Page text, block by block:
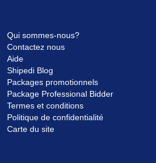
Qui sommes-nous?
Contactez nous
Aide
Shipedi Blog
Packages promotionnels
Package Professional Bidder
Termes et conditions
Politique de confidentialité
Carte du site